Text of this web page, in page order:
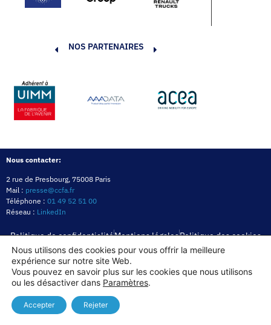
NOS PARTENAIRES
Nous contacter:
2 rue de Presbourg, 75008 Paris
Mail : presse@ccfa.fr
Téléphone : 01 49 52 51 00
Réseau : LinkedIn
Politique de confidentialitéMentions légalesPolitique des cookies
Copyright© 2026
Nous utilisons des cookies pour vous offrir la meilleure
expérience sur notre site Web.
Vous pouvez en savoir plus sur les cookies que nous utilisons
ou les désactiver dans Paramètres.
Accepter Rejeter